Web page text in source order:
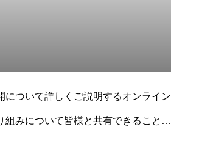
ついて詳しくご説明するオンライン
みについて皆様と共有できることを